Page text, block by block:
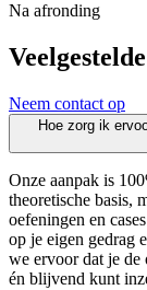
Na afronding
Neem contact op
Hoe zorg ik
Onze aanpak is
theoretische basis,
oefeningen en
op je eigen gedrag
we ervoor dat je de
én blijvend kunt